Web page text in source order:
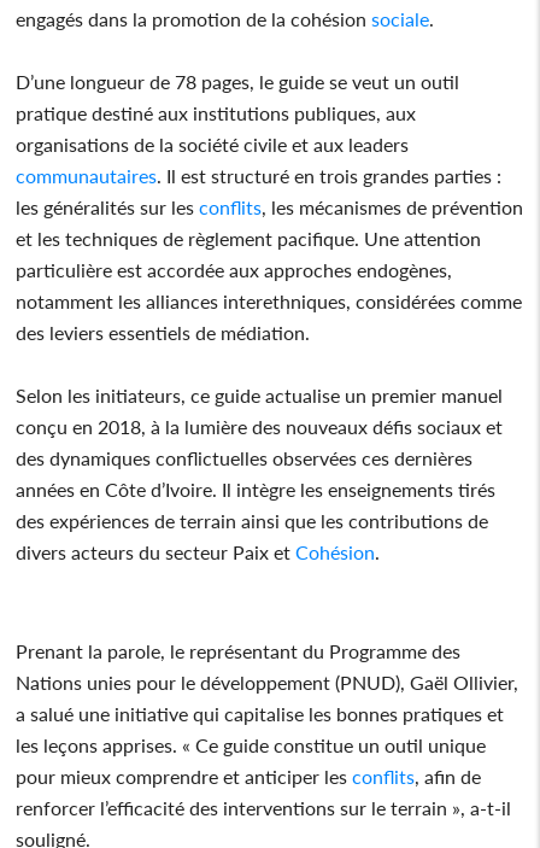
engagés dans la promotion de la cohésion sociale
D’une longueur de 78 pages, le guide se veut un outil
pratique destiné aux institutions publiques, aux
organisations de la société civile et aux leaders
communautaires . Il est structuré en trois grandes parties :
les généralités sur les conflits , les mécanismes de prévention
et les techniques de règlement pacifique. Une attention
particulière est accordée aux approches endogènes,
notamment les alliances interethniques, considérées comme
des leviers essentiels de médiation.
Selon les initiateurs, ce guide actualise un premier manuel
conçu en 2018, à la lumière des nouveaux défis sociaux et
des dynamiques conflictuelles observées ces dernières
années en Côte d’Ivoire. Il intègre les enseignements tirés
des expériences de terrain ainsi que les contributions de
divers acteurs du secteur Paix etCohésion
Prenant la parole, le représentant du Programme des
Nations unies pour le développement (PNUD), Gaël Ollivier,
a salué une initiative qui capitalise les bonnes pratiques et
les leçons apprises. « Ce guide constitue un outil unique
pour mieux comprendre et anticiper les conflits , afin de
renforcer l’efficacité des interventions sur le terrain », a-t-il
souligné.